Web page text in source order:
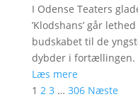
I Odense Teaters
’Klodshans’ går
budskabet til de
dybder i fortællingen.
Læs mere
1 2 3 … 306 Næste